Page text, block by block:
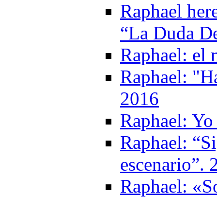
Raphael
“La Duda
Raphael: el
Raphael:
2016
Raphael:
Raphael:
escenario”.
Raphael: